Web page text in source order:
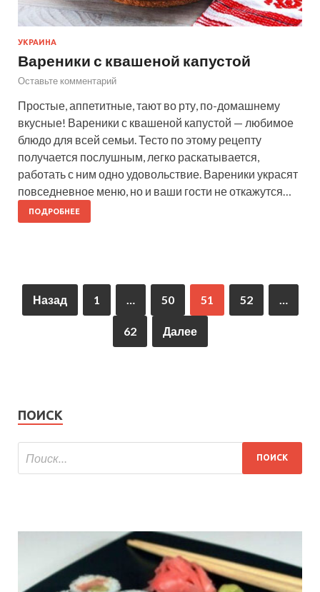
УКРАИНА
Вареники с квашеной капустой
Оставьте комментарий
Простые, аппетитные, тают во рту, по-домашнему
вкусные! Вареники с квашеной капустой — любимое
блюдо для всей семьи. Тесто по этому рецепту
получается послушным, легко раскатывается,
работать с ним одно удовольствие. Вареники украсят
повседневное меню, но и ваши гости не откажутся…
ПОДРОБНЕЕ
Назад 1 50 51 52
62 Далее
ПОИСК